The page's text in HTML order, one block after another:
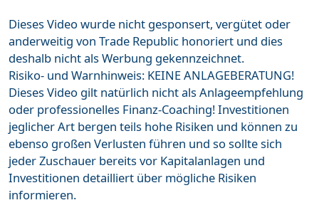
Dieses Video wurde nicht gesponsert, vergütet oder
anderweitig von Trade Republic honoriert und dies
deshalb nicht als Werbung gekennzeichnet.
Risiko- und Warnhinweis: KEINE ANLAGEBERATUNG!
Dieses Video gilt natürlich nicht als Anlageempfehlung
oder professionelles Finanz-Coaching! Investitionen
jeglicher Art bergen teils hohe Risiken und können zu
ebenso großen Verlusten führen und so sollte sich
jeder Zuschauer bereits vor Kapitalanlagen und
Investitionen detailliert über mögliche Risiken
informieren.